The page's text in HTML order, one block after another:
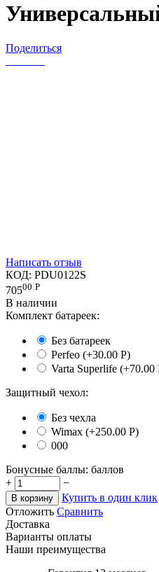
Поделиться
Написать отзыв
КОД: PDU0122S
70500 Р
В наличии
Комплект батареек:
Без батареек
Perfeo (+30.00 Р)
Varta Superlife (+70.00
Защитный чехол:
Без чехла
Wimax (+250.00 Р)
000
Бонусные баллы: баллов
+
−
В корзину
Купить в один клик
Отложить Сравнить
Доставка
Варианты оплаты
Наши преимущества